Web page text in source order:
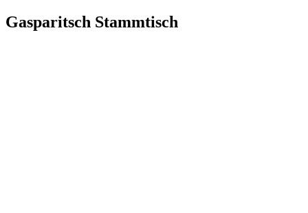
Gasparitsch Stammtisch